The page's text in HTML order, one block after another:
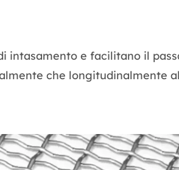
intasamento e facilitano il
che longitudinalmente